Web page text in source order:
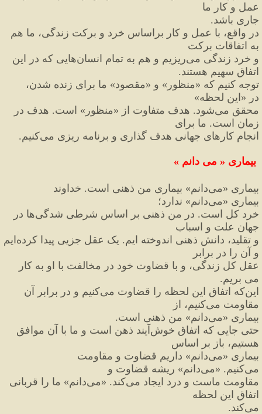
عمل و کار ما
جاری باشد.
به اتفاقات برکت
و خرد زندگی میریزیم و هم به تمام انسان
اتفاق سهیم هستند.
توجه کنیم که «منظور » و «مقصود»
در «این لحظه»
محقق میشود. هدف متفاوت از «منظور »
زمان است. ما برای
انجام کارهای جهانی هدف گذاری و برنامه ریزی میکنیم.
بیماری « می دانم »
بیماری «میدانم»
بیماری «میدانم» ندارد؛
خرد کل است. در من ذهنی بر اساس شرطی شدگی
جهان علت و اسباب
و تقلید، دانش ذهنی اندوخته ایم. یک عقل جزیی پیدا کرده
و آن را در برابر
می بریم.
اینکه اتفاق این لحظه را قضاوت می
مقاومت میکنیم، از
بیماری «میدانم» من ذهنی است.
حتی جایی که اتفاق خوش
هستیم، باز بر اساس
بیماری «میدانم»
میکنیم. «میدانم» ریشه قضاوت و
مقاومت ماست و درد ایجاد میکند. «میدانم»
اتفاق این لحظه
میکند.